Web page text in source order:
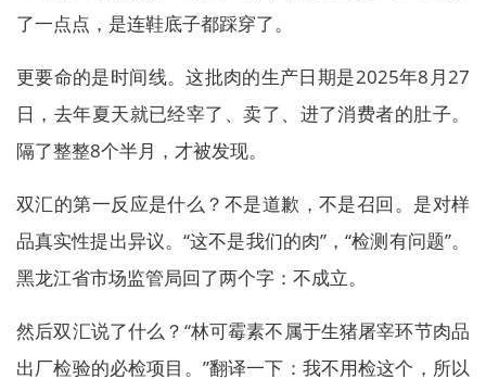
了一点点，是连鞋底子都踩穿了。
更要命的是时间线。这批肉的生产日期是2025年8月27
日，去年夏天就已经宰了、卖了、进了消费者的肚子。
隔了整整8个半月，才被发现。
双汇的第一反应是什么？不是道歉，不是召回。是对样
品真实性提出异议。“这不是我们的肉”，“检测有问题”。
黑龙江省市场监管局回了两个字：不成立。
然后双汇说了什么？“林可霉素不属于生猪屠宰环节肉品
出厂检验的必检项目。”翻译一下：我不用检这个，所以